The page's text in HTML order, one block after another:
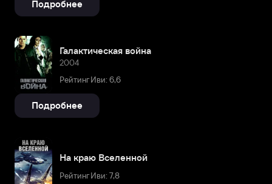
Подробнее
Галактическая война
2004
Рейтинг Иви: 6,6
Подробнее
На краю Вселенной
Рейтинг Иви: 7,8